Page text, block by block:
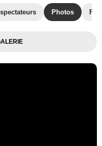
Photos